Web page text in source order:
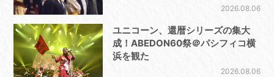
2026.08.06
ユニコーン、還暦シリーズの集大
成！ABEDON60祭＠パシフィコ横
浜を観た
2026.08.06